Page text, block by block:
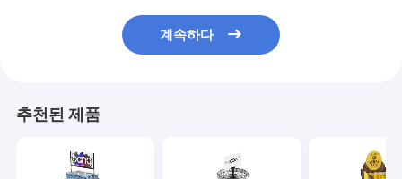
계속하다
추천된 제품